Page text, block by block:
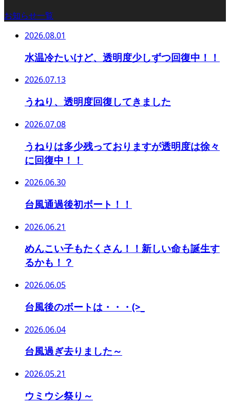
お知らせ一覧
2026.08.01
水温冷たいけど、透明度少しずつ回復中！！
2026.07.13
うねり、透明度回復してきました
2026.07.08
うねりは多少残っておりますが透明度は徐々
に回復中！！
2026.06.30
台風通過後初ボート！！
2026.06.21
めんこい子もたくさん！！新しい命も誕生す
るかも！？
2026.06.05
台風後のボートは・・・(>_
2026.06.04
台風過ぎ去りました～
2026.05.21
ウミウシ祭り～